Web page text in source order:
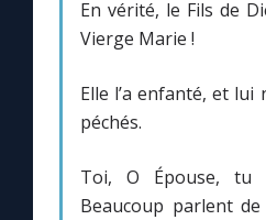
En vérité, le Fils de
Vierge Marie !
Elle l’a enfanté, et lui
péchés.
Toi, O Épouse, tu
Beaucoup parlent